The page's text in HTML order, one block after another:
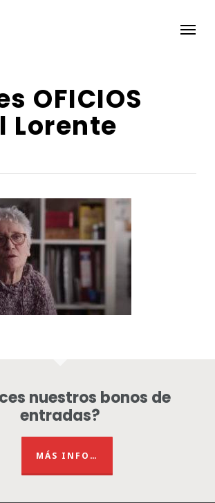
Menu
OFICIOS
Lorente
nuestros bonos de
entradas?
MÁS INFO…